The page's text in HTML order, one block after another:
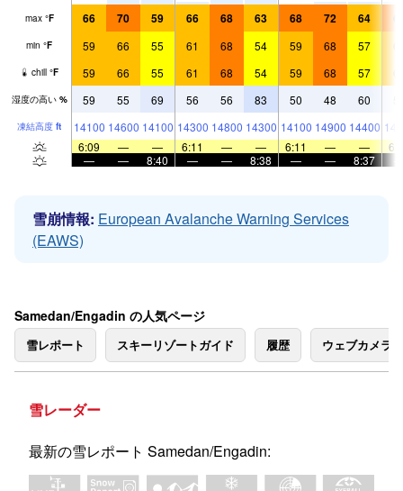
max °F 66 70 59 66 68 63 68 72 64
min °F 59 66 55 61 68 54 59 68 57
chill °F 59 66 55 61 68 54 59 68 57
湿度の高い % 59 55 69 56 56 83 50 48 60
凍結高度 ft 14100 14600 14100 14300 14800 14300 14100 14900 14400
6:09
— — 6:11 — — 6:11 — —
—
— 8:40 — — 8:38 — — 8:37
雪崩情報: European Avalanche Warning Services
(EAWS)
Samedan/Engadin の人気ページ
雪レポート スキーリゾートガイド 履歴 ウェブカメラ
雪レーダー
最新の雪レポート Samedan/Engadin: